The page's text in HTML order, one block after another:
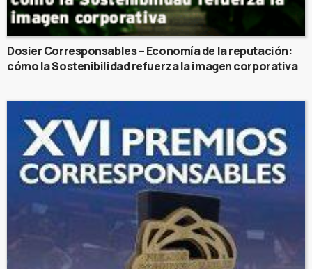
Dosier Corresponsables – Economía de la reputación:
cómo la Sostenibilidad refuerza la imagen corporativa